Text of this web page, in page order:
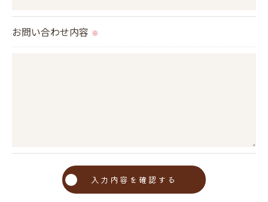
当社では、お客様の個人情報の開示･訂正･削除・利
お問い合わせ内容 ※